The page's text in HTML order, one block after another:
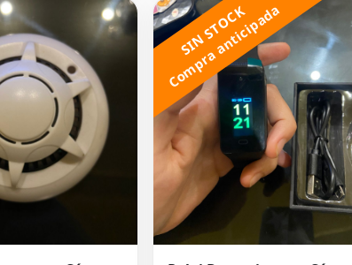
SIN STOCK
Compra anticipada